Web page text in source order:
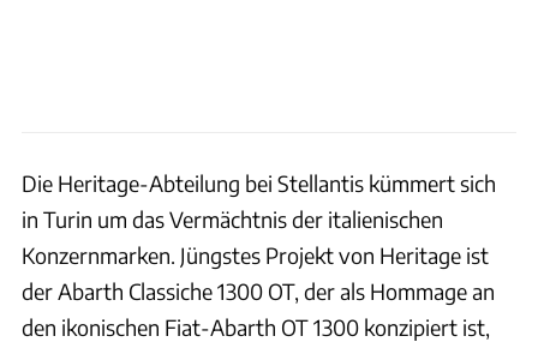
Die Heritage-Abteilung bei Stellantis kümmert sich
in Turin um das Vermächtnis der italienischen
Konzernmarken. Jüngstes Projekt von Heritage ist
der Abarth Classiche 1300 OT, der als Hommage an
den ikonischen Fiat-Abarth OT 1300 konzipiert ist,